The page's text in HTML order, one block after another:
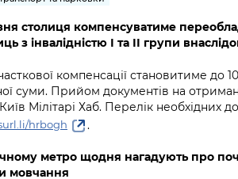
та розпорядження
розпоряджень, що
на погодженні
Лікарні та
Освіта та
заклади
столиця компенсуватиме
з інвалідністю І та ІІ групи
компенсації становитиме до
суми. Прийом документів на
Мілітарі Хаб. Перелік необхідних
hrbogh .
метро щодня нагадують про
мовчання